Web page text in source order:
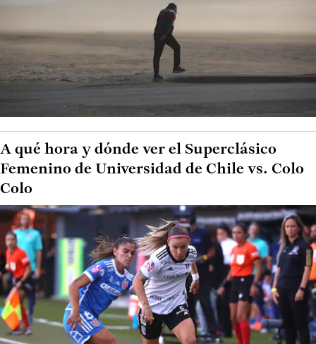
A qué hora y dónde ver el Superclásico
Femenino de Universidad de Chile vs. Colo
Colo